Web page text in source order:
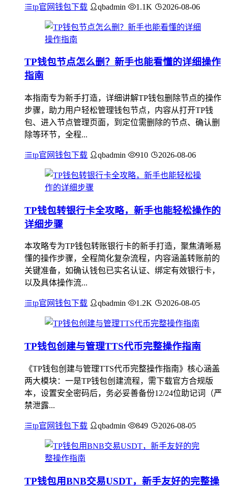
tp官网钱包下载 qbadmin 1.1K 2026-08-06
TP钱包节点怎么删？新手也能看懂的详细操作
指南
本指南专为新手打造，详细讲解TP钱包删除节点的操作
步骤，助力用户轻松管理钱包节点，内容从打开TP钱
包、进入节点管理页面，到定位需删除的节点、确认删
除等环节，全程...
tp官网钱包下载 qbadmin 910 2026-08-06
TP钱包转银行卡全攻略，新手也能轻松操作的
详细步骤
本攻略专为TP钱包转账银行卡的新手打造，聚焦清晰易
懂的操作步骤，全程简化复杂流程，内容涵盖转账前的
关键准备，如确认钱包已实名认证、绑定有效银行卡，
以及具体操作流...
tp官网钱包下载 qbadmin 1.2K 2026-08-05
TP钱包创建与管理TTS代币完整操作指南
《TP钱包创建与管理TTS代币完整操作指南》核心涵盖
两大模块：一是TP钱包创建流程，需下载官方合规版
本，设置安全密码后，务必妥善备份12/24位助记词（严
禁泄露...
tp官网钱包下载 qbadmin 849 2026-08-05
TP钱包用BNB交易USDT，新手友好的完整操